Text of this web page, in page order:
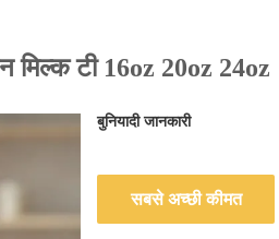
टी 16oz 20oz 24oz
बुनियादी जानकारी
सबसे अच्छी कीमत